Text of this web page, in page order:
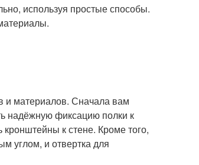
используя простые способы.
и материалов. Сначала вам
надёжную фиксацию полки к
к стене. Кроме того,
углом, и отвертка для